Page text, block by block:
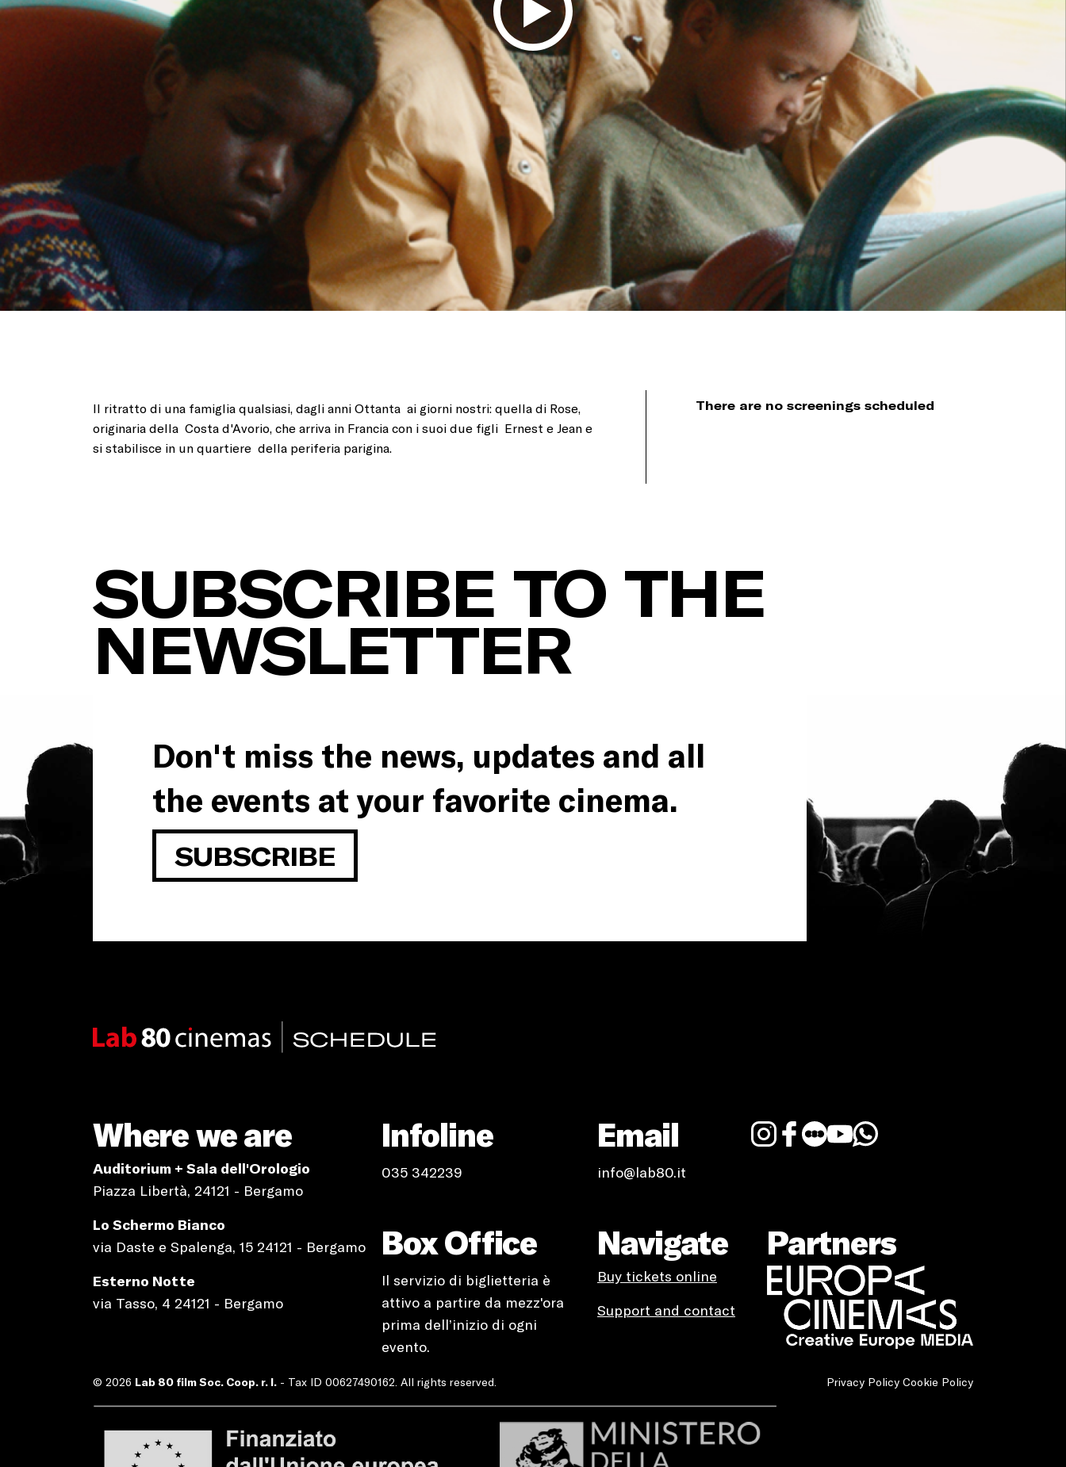
There are no screenings scheduled
Il ritratto di una famiglia qualsiasi, dagli anni Ottanta ai giorni nostri: quella di Rose,
originaria della Costa d'Avorio, che arriva in Francia con i suoi due figli Ernest e Jean e
si stabilisce in un quartiere della periferia parigina.
SUBSCRIBE TO THE
NEWSLETTER
Don't miss the news, updates and all
the events at your favorite cinema.
SUBSCRIBE
Where we are
Auditorium + Sala dell'Orologio
Piazza Libertà, 24121 - Bergamo
Lo Schermo Bianco
via Daste e Spalenga, 15 24121 - Bergamo
Esterno Notte
via Tasso, 4 24121 - Bergamo
Infoline
035 342239
Email
info@lab80.it
Box Office
Il servizio di biglietteria è
attivo a partire da mezz'ora
prima dell’inizio di ogni
evento.
Navigate
Buy tickets online
Support and contact
Partners
© 2026 Lab 80 film Soc. Coop. r. l. - Tax ID 00627490162. All rights reserved. Privacy Policy Cookie Policy